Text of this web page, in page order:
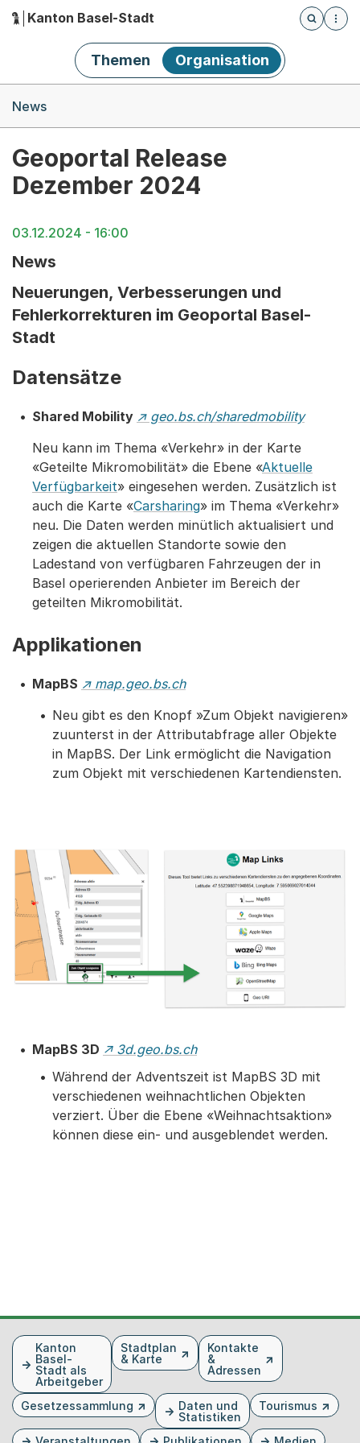
Hauptnavigation
Kanton Basel-Stadt
Öffnet
Themen Organisation
News
Geoportal Release
Dezember 2024
03.12.2024 - 16:00
News
Neuerungen, Verbesserungen und
Fehlerkorrekturen im Geoportal Basel-
Stadt
Datensätze
Shared Mobility ↗ geo.bs.ch/sharedmobility
Neu kann im Thema «Verkehr» in der Karte
«Geteilte Mikromobilität» die Ebene «Aktuelle
Verfügbarkeit» eingesehen werden. Zusätzlich ist
auch die Karte «Carsharing» im Thema «Verkehr»
neu. Die Daten werden minütlich aktualisiert und
zeigen die aktuellen Standorte sowie den
Ladestand von verfügbaren Fahrzeugen der in
Basel operierenden Anbieter im Bereich der
geteilten Mikromobilität.
Applikationen
MapBS ↗ map.geo.bs.ch
Neu gibt es den Knopf »Zum Objekt navigieren»
zuunterst in der Attributabfrage aller Objekte
in MapBS. Der Link ermöglicht die Navigation
zum Objekt mit verschiedenen Kartendiensten.
MapBS 3D ↗ 3d.geo.bs.ch
Während der Adventszeit ist MapBS 3D mit
verschiedenen weihnachtlichen Objekten
verziert. Über die Ebene «Weihnachtsaktion»
können diese ein- und ausgeblendet werden.
FusszeileKanton
Basel-
Stadt als
Arbeitgeber
Stadtplan
& Karte
Kontakte
&
Adressen
Gesetzessammlung
Daten und
Statistiken
Tourismus